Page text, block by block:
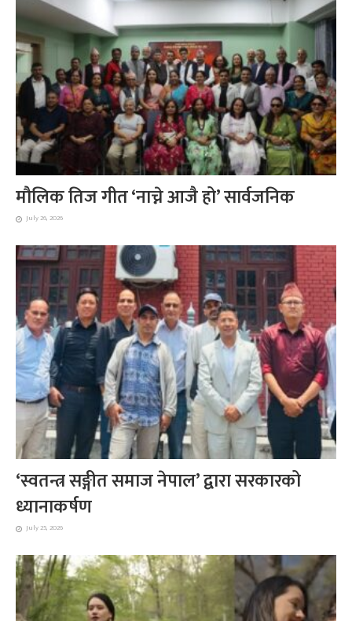
मौलिक तिज गीत ‘नाच्ने आजै हो’ सार्वजनिक
July 26, 2026
‘स्वतन्त्र सङ्गीत समाज नेपाल’ द्वारा सरकारको
ध्यानाकर्षण
July 25, 2026